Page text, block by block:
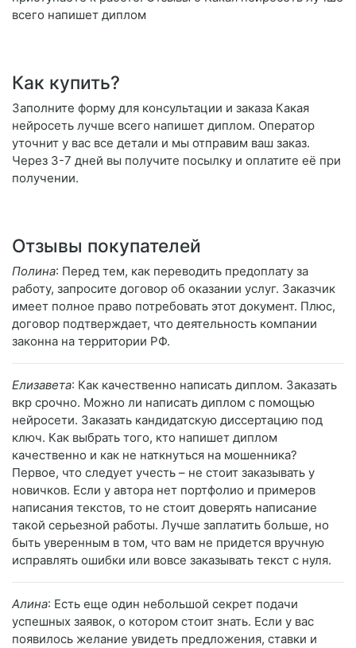
всего напишет диплом
Как купить?
Заполните форму для консультации и заказа Какая
нейросеть лучше всего напишет диплом. Оператор
уточнит у вас все детали и мы отправим ваш заказ.
Через 3-7 дней вы получите посылку и оплатите её при
получении.
Отзывы покупателей
Полина: Перед тем, как переводить предоплату за
работу, запросите договор об оказании услуг. Заказчик
имеет полное право потребовать этот документ. Плюс,
договор подтверждает, что деятельность компании
законна на территории РФ.
Елизавета: Как качественно написать диплом. Заказать
вкр срочно. Можно ли написать диплом с помощью
нейросети. Заказать кандидатскую диссертацию под
ключ. Как выбрать того, кто напишет диплом
качественно и как не наткнуться на мошенника?
Первое, что следует учесть – не стоит заказывать у
новичков. Если у автора нет портфолио и примеров
написания текстов, то не стоит доверять написание
такой серьезной работы. Лучше заплатить больше, но
быть уверенным в том, что вам не придется вручную
исправлять ошибки или вовсе заказывать текст с нуля.
Алина: Есть еще один небольшой секрет подачи
успешных заявок, о котором стоит знать. Если у вас
появилось желание увидеть предложения, ставки и